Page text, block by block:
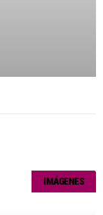
IMÁGENES